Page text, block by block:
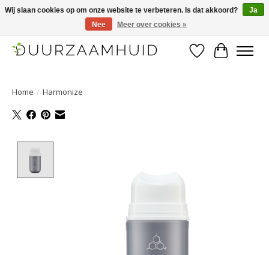
Duurzaamhuid, uw duurzame weg naar een mooie, gezonde huid.
Verlanglijst
Home / Harmonize
Wij slaan cookies op om onze website te verbeteren. Is dat akkoord?
Ja
Nee
Meer over cookies »